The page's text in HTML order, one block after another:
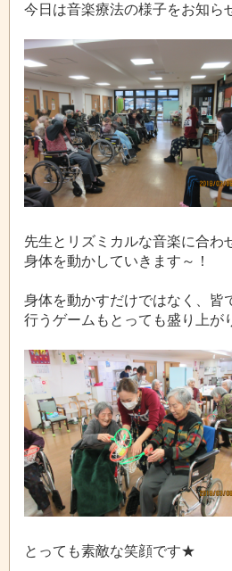
今日は音楽療法の様子をお知ら
先生とリズミカルな音楽に合わ
身体を動かしていきます～！
身体を動かすだけではなく、皆
行うゲームもとっても盛り上が
とっても素敵な笑顔です★